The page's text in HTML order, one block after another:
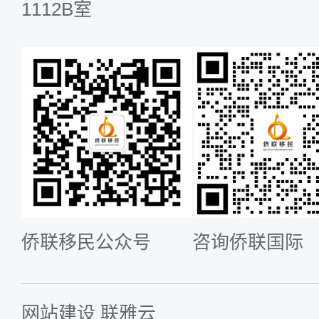
1112B室
侨联移民公众号 咨询侨联国际
网站建设 联雅云